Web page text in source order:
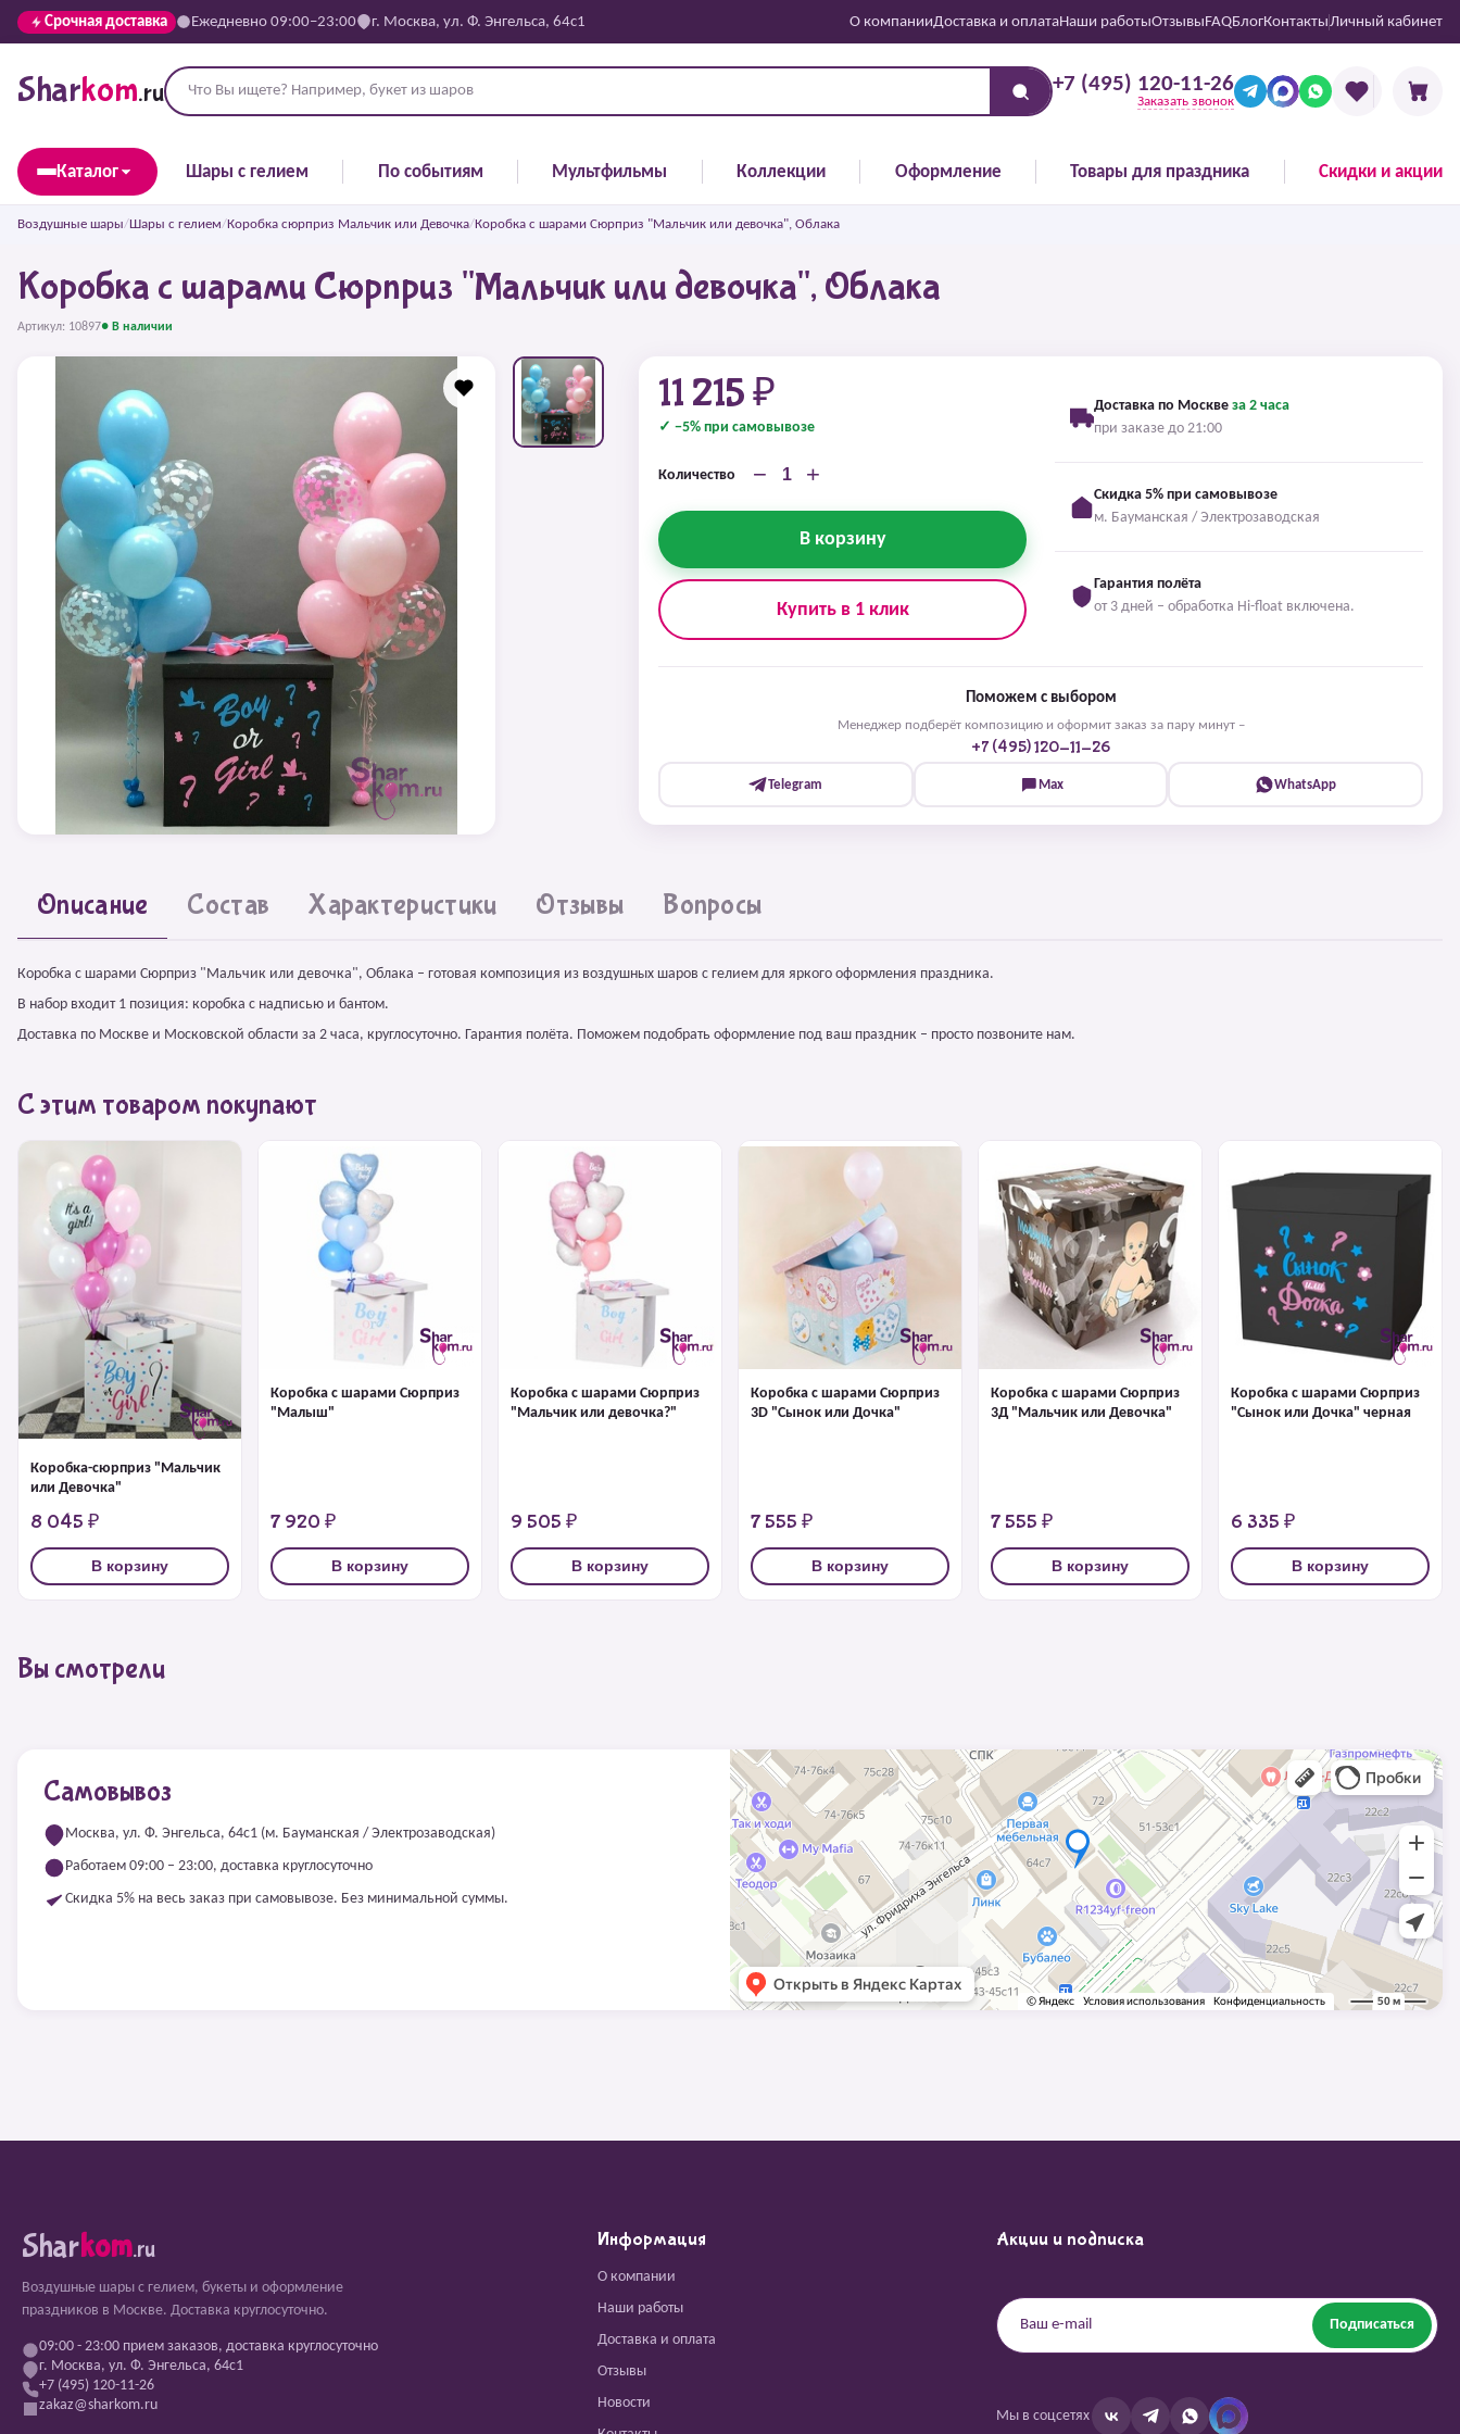
Срочная доставка Ежедневно 09:00–23:00 г. Москва, ул. Ф. Энгельса, 64с1 О компанииДоставка и оплатаНаши работыОтзывыFAQБлогКонтактыЛичный кабинет
Sharkom.ru +7 (495) 120-11-26
Заказать звонок
Каталог Шары с гелием По событиям Мультфильмы Коллекции Оформление Товары для праздника Скидки и акции
Воздушные шары/Шары с гелием/Коробка сюрприз Мальчик или Девочка/Коробка с шарами Сюрприз "Мальчик или девочка", Облака
Коробка с шарами Сюрприз "Мальчик или девочка", Облака
Артикул: 10897● В наличии
11 215 ₽
✓ −5% при самовывозе
Количество − +
В корзину
Купить в 1 клик
Доставка по Москве за 2 часа
при заказе до 21:00
Скидка 5% при самовывозе
м. Бауманская / Электрозаводская
Гарантия полёта
от 3 дней – обработка Hi-float включена.
Поможем с выбором
Менеджер подберёт композицию и оформит заказ за пару минут –
+7 (495) 120-11-26
Telegram Max WhatsApp
Описание Состав Характеристики Отзывы Вопросы
Коробка с шарами Сюрприз "Мальчик или девочка", Облака – готовая композиция из воздушных шаров с гелием для яркого оформления праздника.
В набор входит 1 позиция: коробка с надписью и бантом.
Доставка по Москве и Московской области за 2 часа, круглосуточно. Гарантия полёта. Поможем подобрать оформление под ваш праздник – просто позвоните нам.
С этим товаром покупают
Коробка-сюрприз "Мальчик
или Девочка"
8 045 ₽
В корзину
Коробка с шарами Сюрприз
"Малыш"
7 920 ₽
В корзину
Коробка с шарами Сюрприз
"Мальчик или девочка?"
9 505 ₽
В корзину
Коробка с шарами Сюрприз
3D "Сынок или Дочка"
7 555 ₽
В корзину
Коробка с шарами Сюрприз
3Д "Мальчик или Девочка"
7 555 ₽
В корзину
Коробка с шарами Сюрприз
"Сынок или Дочка" черная
6 335 ₽
В корзину
Вы смотрели
Самовывоз
Москва, ул. Ф. Энгельса, 64с1 (м. Бауманская / Электрозаводская)
Работаем 09:00 – 23:00, доставка круглосуточно
Скидка 5% на весь заказ при самовывозе. Без минимальной суммы.
Sharkom.ru
Воздушные шары с гелием, букеты и оформление
праздников в Москве. Доставка круглосуточно.
09:00 - 23:00 прием заказов, доставка круглосуточно
г. Москва, ул. Ф. Энгельса, 64с1
+7 (495) 120-11-26
zakaz@sharkom.ru
Информация
О компании
Наши работы
Доставка и оплата
Отзывы
Новости
Акции и подписка
Подписаться
Мы в соцсетях